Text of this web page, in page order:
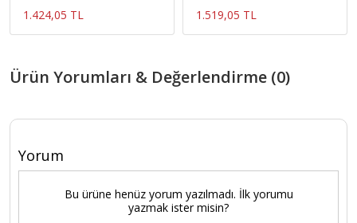
1.424,05 TL 1.519,05 TL
Ürün Yorumları & Değerlendirme (0)
Yorum
Bu ürüne henüz yorum yazılmadı. İlk yorumu
yazmak ister misin?